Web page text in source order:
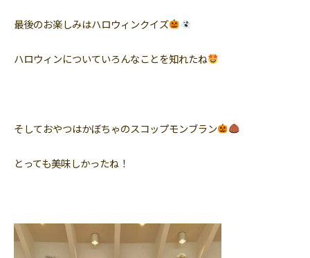
最後のお楽しみはハロウィンクイズ
ハロウィンについていろんなことを知れたね
そしておやつはかぼちゃのスコップモンブラン
とっても美味しかったね！